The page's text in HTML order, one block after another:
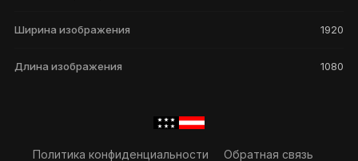
Ширина изображения 1920
Длина изображения 1080
Политика конфиденциальности Обратная связь